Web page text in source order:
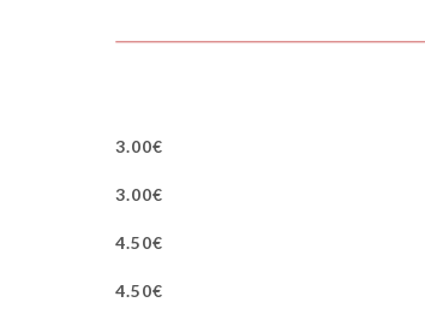
3.00€
3.00€
4.50€
4.50€